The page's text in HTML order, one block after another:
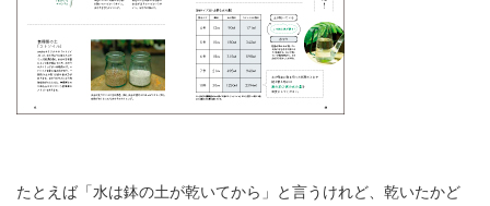
たとえば「水は鉢の土が乾いてから」と言うけれど、乾いたかど